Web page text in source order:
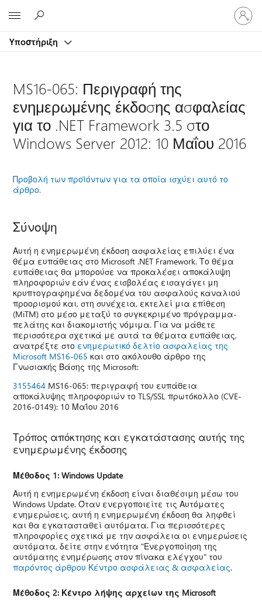
Υποστήριξη
Είσοδος
στον
MS16-065: Περιγραφή της
ενημερωμένης έκδοσης ασφαλείας
για το .NET Framework 3.5 στο
Windows Server 2012: 10 Μαΐου 2016
Προβολή των προϊόντων για τα οποία ισχύει αυτό το
άρθρο.
Σύνοψη
Αυτή η ενημερωμένη έκδοση ασφαλείας επιλύει ένα
θέμα ευπάθειας στο Microsoft .NET Framework. Το θέμα
ευπάθειας θα μπορούσε να προκαλέσει αποκάλυψη
πληροφοριών εάν ένας εισβολέας εισαγάγει μη
κρυπτογραφημένα δεδομένα του ασφαλούς καναλιού
προορισμού και, στη συνέχεια, εκτελεί μια επίθεση
(MiTM) στο μέσο μεταξύ το συγκεκριμένο πρόγραμμα-
πελάτης και διακομιστής νόμιμα. Για να μάθετε
περισσότερα σχετικά με αυτά τα θέματα ευπάθειας,
ανατρέξτε στο ενημερωτικό δελτίο ασφαλείας της
Microsoft MS16-065 και στο ακόλουθο άρθρο της
Γνωσιακής Βάσης της Microsoft:
3155464 MS16-065: περιγραφή του ευπάθεια
αποκάλυψης πληροφοριών το TLS/SSL πρωτόκολλο (CVE-
2016-0149): 10 Μαΐου 2016
Τρόπος απόκτησης και εγκατάστασης αυτής της
ενημερωμένης έκδοσης
Μέθοδος 1: Windows Update
Αυτή η ενημερωμένη έκδοση είναι διαθέσιμη μέσω του
Windows Update. Όταν ενεργοποιείτε τις Αυτόματες
ενημερώσεις, αυτή η ενημερωμένη έκδοση θα ληφθεί
και θα εγκατασταθεί αυτόματα. Για περισσότερες
πληροφορίες σχετικά με την ασφάλεια οι ενημερώσεις
αυτόματα, δείτε στην ενότητα "Ενεργοποίηση της
αυτόματης ενημέρωσης στον πίνακα ελέγχου" του
παρόντος άρθρου Κέντρο ασφάλειας & ασφαλείας.
Μέθοδος 2: Κέντρο λήψης αρχείων της Microsoft